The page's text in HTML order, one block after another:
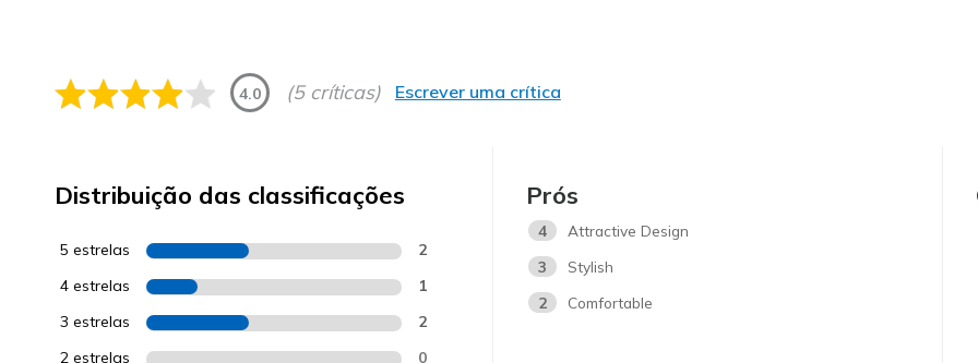
4.0 (5 críticas) Escrever uma crítica
Distribuição das classificações
5 estrelas 2
4 estrelas 1
3 estrelas 2
2 estrelas 0
Prós
4
Attractive Design
3
Stylish
2
Comfortable